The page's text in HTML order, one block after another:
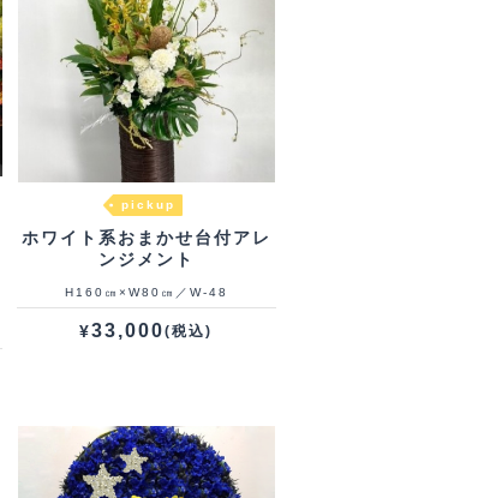
pickup
ホワイト系おまかせ台付アレ
ンジメント
H160㎝×W80㎝／W-48
¥33,000(税込)